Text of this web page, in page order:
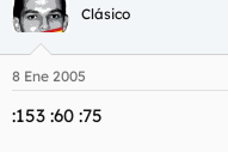
Clásico
8 Ene 2005
:153 :60 :75